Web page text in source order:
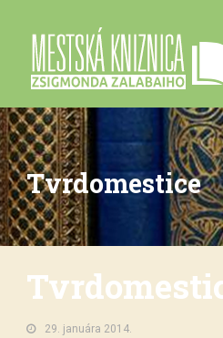
Tvrdomestice
29. januára 2014.